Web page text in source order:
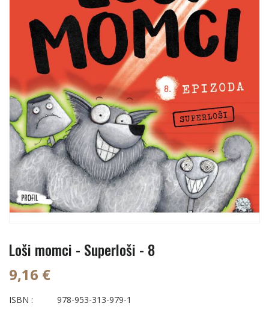
Loši momci - Superloši - 8
9,16 €
ISBN :
978-953-313-979-1